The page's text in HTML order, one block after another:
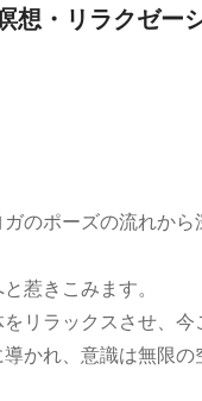
・リラクゼー
のポーズの流れか
惹きこみます。
リラックスさせ、
かれ、意識は無限の